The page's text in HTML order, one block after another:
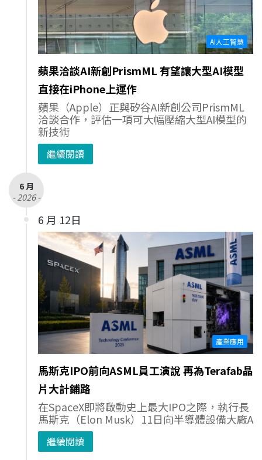
AI人工智慧
蘋果洽談AI新創PrismML 有望讓大型AI模型
直接在iPhone上運作
蘋果（Apple）正與矽谷AI新創公司PrismML
洽談合作，評估一項可大幅壓縮大型AI模型的
新技術
繼續閱讀
6 月
- 2026 -
6 月 12日
產業應用
馬斯克IPO前向ASML員工演說 再為Terafab晶
片大計鋪路
在SpaceX即將啟動史上最大IPO之際，執行長
馬斯克（Elon Musk）11日向半導體設備大廠A
繼續閱讀